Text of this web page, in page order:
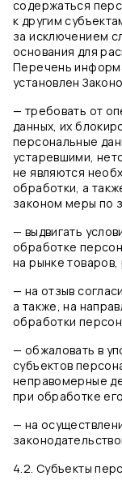
содержаться
к другим
за исключением
основания для
Перечень
установлен
— требовать от
данных, их
персональные
устаревшими,
не являются
обработки, а
законом меры по
— выдвигать
обработке
на рынке товаров,
— на отзыв
а также, на
обработки
— обжаловать в
субъектов
неправомерные
при обработке
— на
4.2. Субъекты